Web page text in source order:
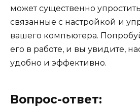
может существенно
связанные с настройкой и
вашего компьютера.
его в работе, и вы увидите,
удобно и эффективно.
Вопрос-ответ: